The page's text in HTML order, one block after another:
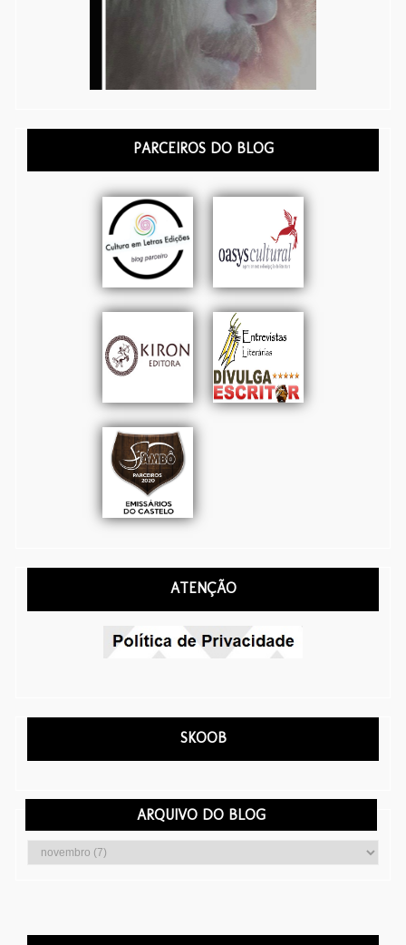
PARCEIROS DO BLOG
ATENÇÃO
SKOOB
ARQUIVO DO BLOG